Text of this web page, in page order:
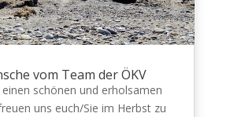
vom Team der ÖKV
schönen und erholsamen
uns euch/Sie im Herbst zu